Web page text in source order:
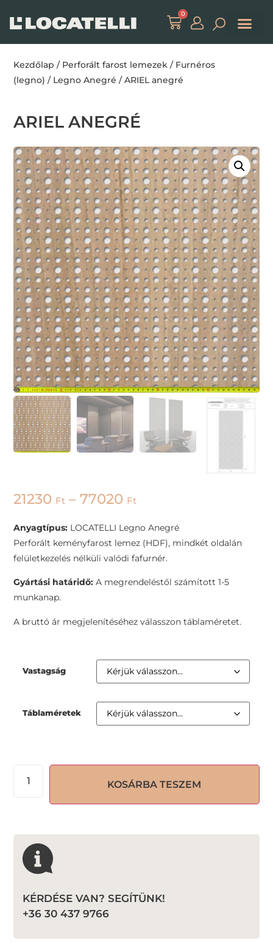
0
Kezdőlap / Perforált farost lemezek / Furnéros
(legno) / Legno Anegré / ARIEL anegré
ARIEL ANEGRÉ
21230 Ft – 77020 Ft
Anyagtípus: LOCATELLI Legno Anegré
Perforált keményfarost lemez (HDF), mindkét oldalán
felületkezelés nélküli valódi fafurnér.
Gyártási határidő: A megrendeléstől számított 1-5
munkanap.
A bruttó ár megjelenítéséhez válasszon táblaméretet.
Vastagság
Táblaméretek
KOSÁRBA TESZEM
KÉRDÉSE VAN? SEGÍTÜNK!
+36 30 437 9766